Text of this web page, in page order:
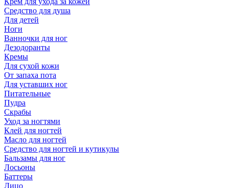
Средство для душа
Для детей
Ноги
Ванночки для ног
Дезодоранты
Кремы
Для сухой кожи
От запаха пота
Для уставших ног
Питательные
Пудра
Скрабы
Уход за ногтями
Клей для ногтей
Масло для ногтей
Средство для ногтей и кутикулы
Бальзамы для ног
Лосьоны
Баттеры
Лицо